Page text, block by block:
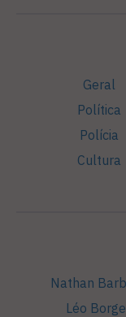
Geral
Política
Polícia
Cultura
Nathan
Léo